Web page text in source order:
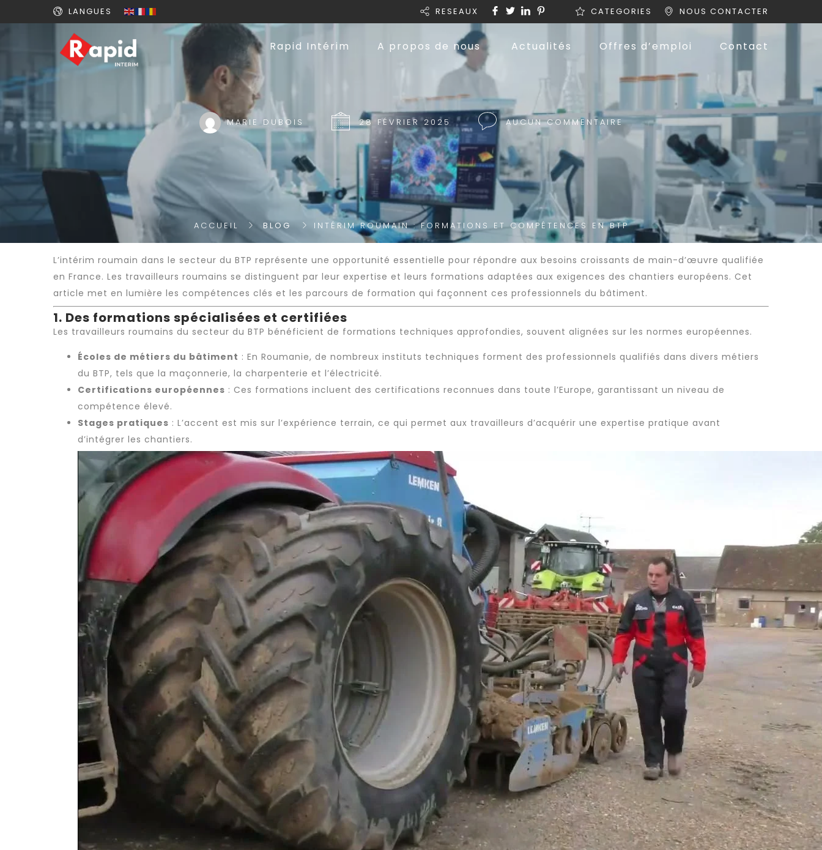
LANGUES RESEAUX NOUS CONTACTER
CATEGORIES
Rapid Intérim A propos de nous Actualités Offres d’emploi Contact
MARIE DUBOIS 28 FÉVRIER 2025 AUCUN COMMENTAIRE
ACCUEIL BLOG INTÉRIM ROUMAIN : FORMATIONS ET COMPÉTENCES EN BTP
L’intérim roumain dans le secteur du BTP représente une opportunité essentielle pour répondre aux besoins croissants de main-d’œuvre qualifiée
en France. Les travailleurs roumains se distinguent par leur expertise et leurs formations adaptées aux exigences des chantiers européens. Cet
article met en lumière les compétences clés et les parcours de formation qui façonnent ces professionnels du bâtiment.
1. Des formations spécialisées et certifiées
Les travailleurs roumains du secteur du BTP bénéficient de formations techniques approfondies, souvent alignées sur les normes européennes.
Écoles de métiers du bâtiment : En Roumanie, de nombreux instituts techniques forment des professionnels qualifiés dans divers métiers
du BTP, tels que la maçonnerie, la charpenterie et l’électricité.
Certifications européennes : Ces formations incluent des certifications reconnues dans toute l’Europe, garantissant un niveau de
compétence élevé.
Stages pratiques : L’accent est mis sur l’expérience terrain, ce qui permet aux travailleurs d’acquérir une expertise pratique avant
d’intégrer les chantiers.